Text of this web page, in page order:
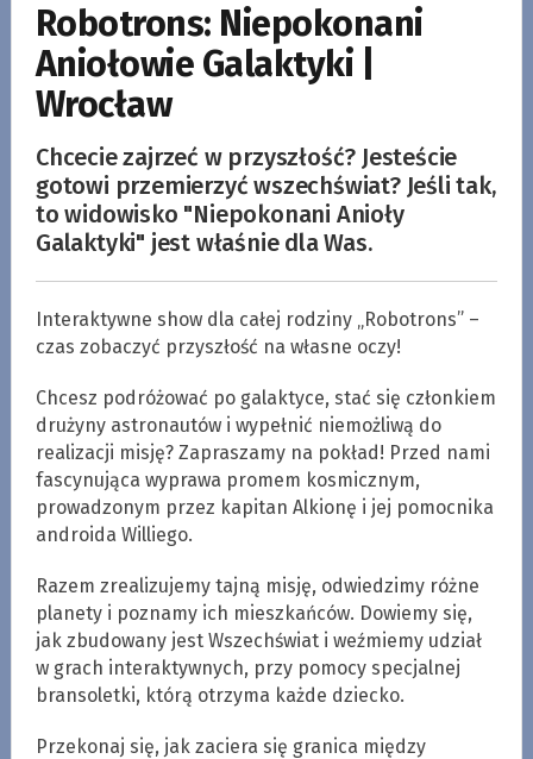
Robotrons: Niepokonani
Aniołowie Galaktyki |
Wrocław
Chcecie zajrzeć w przyszłość? Jesteście
gotowi przemierzyć wszechświat? Jeśli tak,
to widowisko "Niepokonani Anioły
Galaktyki" jest właśnie dla Was.
Interaktywne show dla całej rodziny „Robotrons” –
czas zobaczyć przyszłość na własne oczy!
Chcesz podróżować po galaktyce, stać się członkiem
drużyny astronautów i wypełnić niemożliwą do
realizacji misję? Zapraszamy na pokład! Przed nami
fascynująca wyprawa promem kosmicznym,
prowadzonym przez kapitan Alkionę i jej pomocnika
androida Williego.
Razem zrealizujemy tajną misję, odwiedzimy różne
planety i poznamy ich mieszkańców. Dowiemy się,
jak zbudowany jest Wszechświat i weźmiemy udział
w grach interaktywnych, przy pomocy specjalnej
bransoletki, którą otrzyma każde dziecko.
Przekonaj się, jak zaciera się granica między